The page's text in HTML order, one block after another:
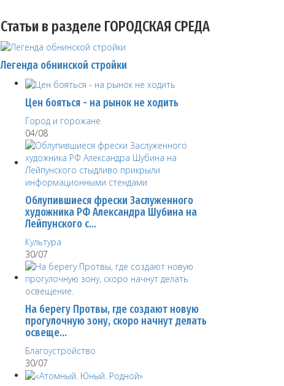
Статьи в разделе ГОРОДСКАЯ СРЕДА
Легенда обнинской стройки
Цен бояться - на рынок не ходить
Город и горожане
04/08
Облупившиеся фрески Заслуженного
художника РФ Александра Шубина на
Лейпунского с…
Культура
30/07
На берегу Протвы, где создают новую
прогулочную зону, скоро начнут делать
освеще…
Благоустройство
30/07